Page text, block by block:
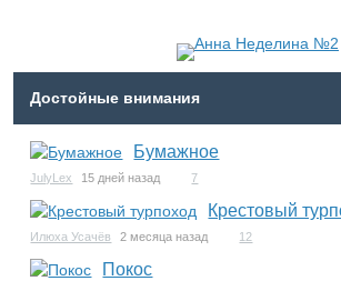
Достойные внимания
Бумажное
JulyLex 15 дней назад 7
Крестовый
Илюха Усачёв 2 месяца назад 12
Покос